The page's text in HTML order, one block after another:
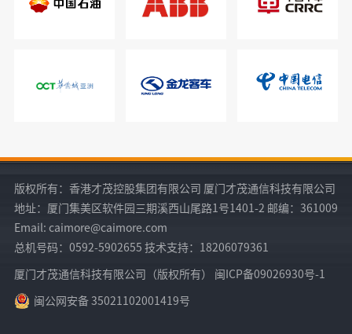
版权所有：香港才茂控股集团有限公司 厦门才茂通信科技有限公司
地址：厦门集美区软件园三期溪西山尾路1号1401-2 邮编：361009
Email: caimore@caimore.com
总机号码：0592-5902655 技术支持：18206079361
厦门才茂通信科技有限公司（版权所有） 闽ICP备09026930号-1
闽公网安备 35021102001419号